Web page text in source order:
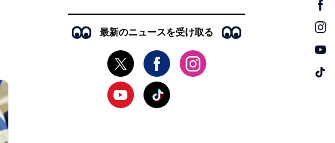
最新のニュースを受け取る